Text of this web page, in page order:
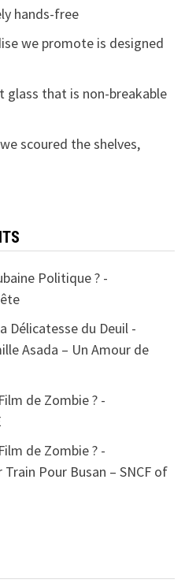
hands-free
we promote is designed
glass that is non-breakable
scoured the shelves,
Politique ? -
Délicatesse du Deuil -
Asada – Un Amour de
de Zombie ? -
de Zombie ? -
Train Pour Busan – SNCF of